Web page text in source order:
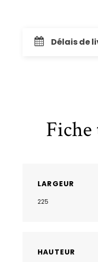
Délais de
LARGEUR
225
HAUTEUR